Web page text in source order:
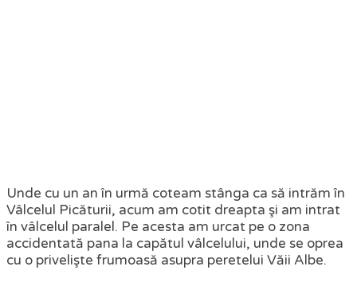
Unde cu un an în urmă coteam stânga ca să intrăm în
Vâlcelul Picăturii, acum am cotit dreapta şi am intrat
în vâlcelul paralel. Pe acesta am urcat pe o zona
accidentată pana la capătul vâlcelului, unde se oprea
cu o privelişte frumoasă asupra peretelui Văii Albe.